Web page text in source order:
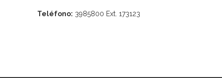
Teléfono: 3985800 Ext. 173123